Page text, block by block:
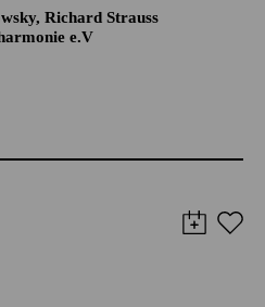
Richard Strauss
e.V